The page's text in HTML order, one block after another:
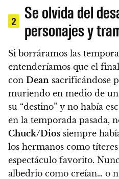
2
Se olvida del
personajes y
Si borráramos las
entenderíamos que el
con Dean sacrificándose
muriendo en medio de
su “destino” y no había
en la temporada pasada,
Chuck/Dios siempre
los hermanos como
espectáculo favorito.
albedrio como creían… o